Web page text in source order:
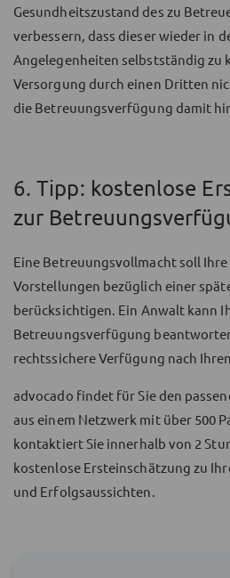
Gesundheitszustand des zu
verbessern, dass dieser wieder in
Angelegenheiten selbstständig zu
Versorgung durch einen Dritten
die Betreuungsverfügung damit
6. Tipp: kostenlose
zur
Eine Betreuungsvollmacht soll
Vorstellungen bezüglich einer
berücksichtigen. Ein Anwalt kann
Betreuungsverfügung
rechtssichere Verfügung nach
advocado findet für Sie den
aus einem Netzwerk mit über 500
kontaktiert Sie innerhalb von 2
kostenlose Ersteinschätzung zu
und Erfolgsaussichten.